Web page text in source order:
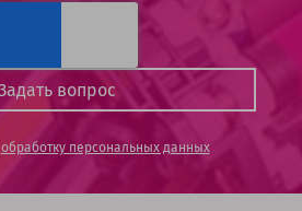
обработку персональных данных